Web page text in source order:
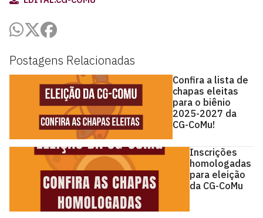
Postagens Relacionadas
Confira a lista de
chapas eleitas
para o biênio
2025-2027 da
CG-CoMu!
Inscrições
homologadas
para eleição
da CG-CoMu